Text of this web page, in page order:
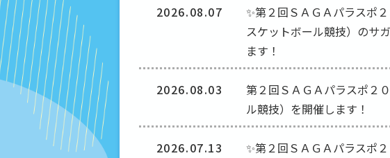
2026.08.07
✨第２回ＳＡＧＡパラスポ
スケットボール競技）のサ
ます！
2026.08.03
第２回ＳＡＧＡパラスポ２
ル競技）を開催します！
2026.07.13
✨第２回ＳＡＧＡパラスポ